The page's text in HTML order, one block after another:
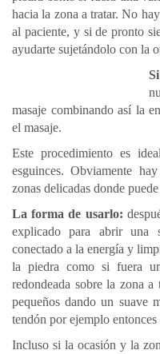
hacia la zona a tratar. No
al paciente, y si de pronto
ayudarte sujetándolo con la
masaje combinando así la
el masaje.
Este procedimiento es
esguinces. Obviamente
zonas delicadas donde
La forma de usarlo:
explicado para abrir
conectado a la energía y
la piedra como si fuera
redondeada sobre la zona
pequeños dando un suave
tendón por ejemplo
Incluso si la ocasión y la